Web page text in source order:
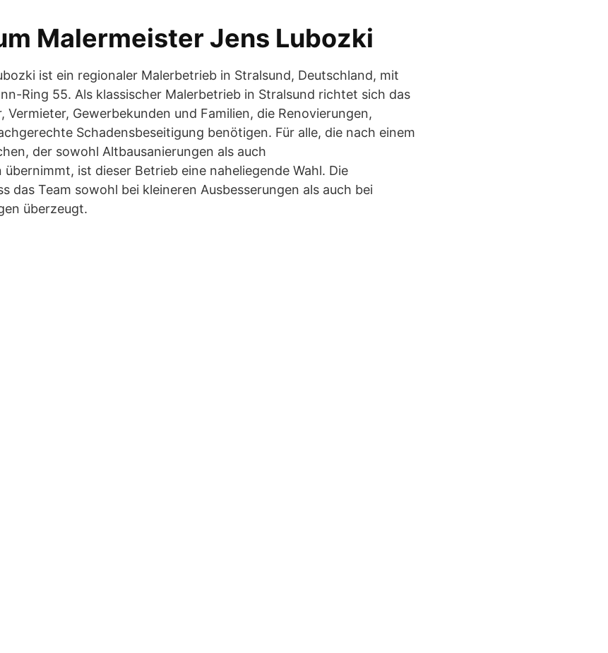
Malermeister Jens Lubozki
ist ein regionaler Malerbetrieb in Stralsund, Deutschland, mit
Ring 55. Als klassischer Malerbetrieb in Stralsund richtet sich das
Vermieter, Gewerbekunden und Familien, die Renovierungen,
Schadensbeseitigung benötigen. Für alle, die nach einem
der sowohl Altbausanierungen als auch
ist dieser Betrieb eine naheliegende Wahl. Die
das Team sowohl bei kleineren Ausbesserungen als auch bei
überzeugt.